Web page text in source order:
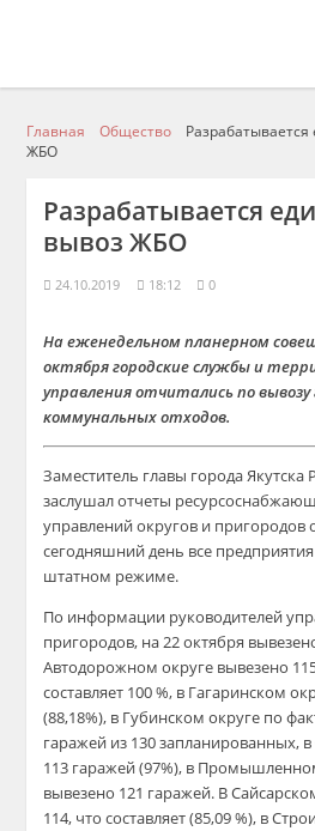
Главная Общество
ЖБО
Разрабатывается
вывоз ЖБО
24.10.2019 18:12 0
На еженедельном планерном
октября городские службы и
управления отчитались по
коммунальных отходов.
Заместитель главы города
заслушал отчеты
управлений округов и пригородов
сегодняшний день все
штатном режиме.
По информации руководителей
пригородов, на 22 октября
Автодорожном округе вывезено
составляет 100 %, в Гагаринском
(88,18%), в Губинском округе по
гаражей из 130 запланированных,
113 гаражей (97%), в
вывезено 121 гаражей. В
114, что составляет (85,09 %), в